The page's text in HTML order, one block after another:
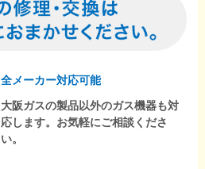
全メーカー対応可能
大阪ガスの製品以外のガス機器も対
応します。お気軽にご相談くださ
い。